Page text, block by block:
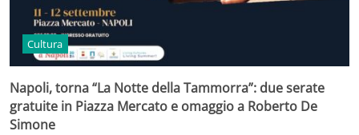
Cultura
Napoli, torna “La Notte della Tammorra”: due serate
gratuite in Piazza Mercato e omaggio a Roberto De
Simone